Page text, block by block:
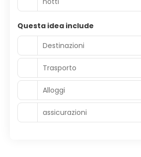
Questa idea include
Destinazioni
Trasporto
Alloggi
assicurazioni